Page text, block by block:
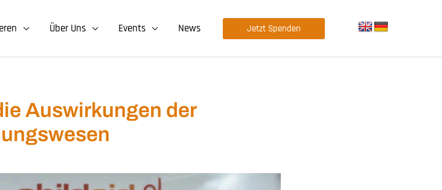
Über Uns Events News Jetzt Spenden
Auswirkungen der